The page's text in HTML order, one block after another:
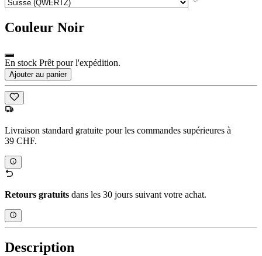
Couleur Noir
En stock Prêt pour l'expédition.
Ajouter au panier
Livraison standard gratuite pour les commandes supérieures à
39 CHF.
Retours gratuits dans les 30 jours suivant votre achat.
Description